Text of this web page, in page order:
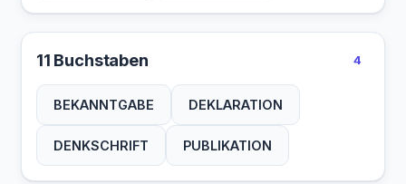
11 Buchstaben 4
BEKANNTGABE DEKLARATION
DENKSCHRIFT PUBLIKATION